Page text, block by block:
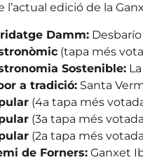
l’actual edició de la
Damm:Desbarío
(tapa més
Sostenible:La
a tradició:Santa
(4a tapa més
(3a tapa més
(2a tapa més
de Forners:Ganxet